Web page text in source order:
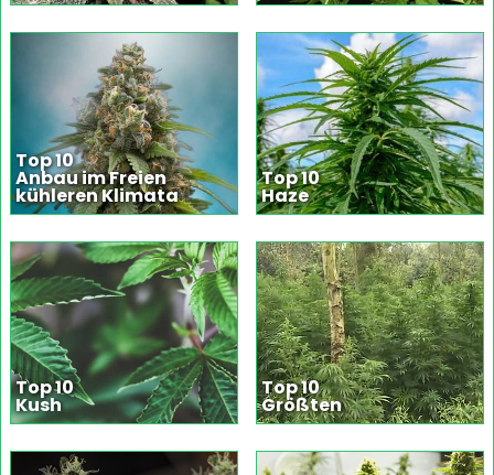
Top 10
Anbau im Freien
kühleren Klimata
Top 10
Haze
Top 10
Kush
Top 10
Größten